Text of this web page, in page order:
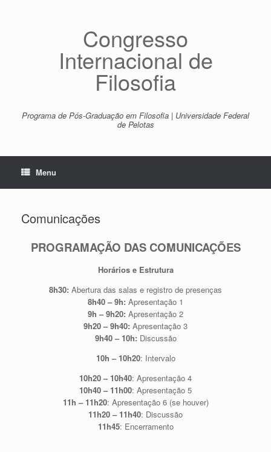
Congresso
Internacional de
Filosofia
Programa de Pós-Graduação em Filosofia | Universidade Federal
de Pelotas
Menu
Comunicações
PROGRAMAÇÃO DAS COMUNICAÇÕES
Horários e Estrutura
8h30: Abertura das salas e registro de presenças
8h40 – 9h: Apresentação 1
9h – 9h20: Apresentação 2
9h20 – 9h40: Apresentação 3
9h40 – 10h: Discussão
10h – 10h20: Intervalo
10h20 – 10h40: Apresentação 4
10h40 – 11h00: Apresentação 5
11h – 11h20: Apresentação 6 (se houver)
11h20 – 11h40: Discussão
11h45: Encerramento